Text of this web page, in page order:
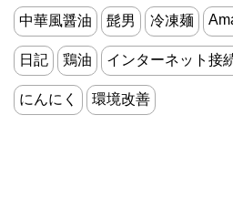
中華風醤油 髭男 冷凍麺
日記 鶏油 インターネット接
にんにく 環境改善